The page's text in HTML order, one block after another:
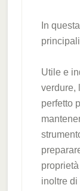
In
Utile e
verdure,
perfetto
inoltre